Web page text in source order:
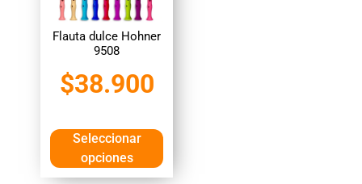
Flauta dulce Hohner
9508
$38.900
Seleccionar
opciones